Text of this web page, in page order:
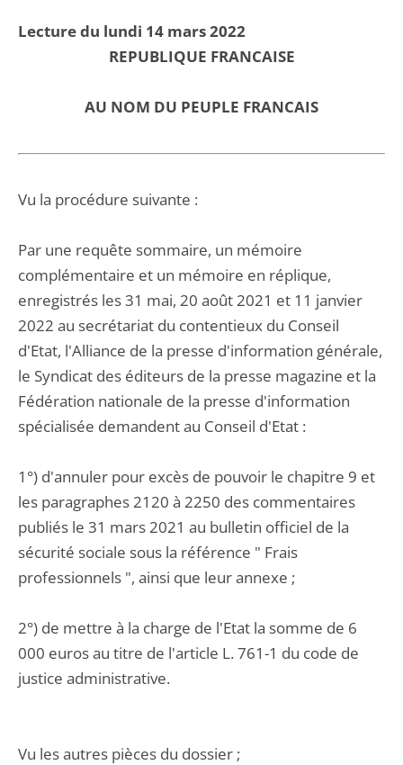
Lecture du lundi 14 mars 2022
REPUBLIQUE FRANCAISE
AU NOM DU PEUPLE FRANCAIS
Vu la procédure suivante :
Par une requête sommaire, un mémoire
complémentaire et un mémoire en réplique,
enregistrés les 31 mai, 20 août 2021 et 11 janvier
2022 au secrétariat du contentieux du Conseil
d'Etat, l'Alliance de la presse d'information générale,
le Syndicat des éditeurs de la presse magazine et la
Fédération nationale de la presse d'information
spécialisée demandent au Conseil d'Etat :
1°) d'annuler pour excès de pouvoir le chapitre 9 et
les paragraphes 2120 à 2250 des commentaires
publiés le 31 mars 2021 au bulletin officiel de la
sécurité sociale sous la référence " Frais
professionnels ", ainsi que leur annexe ;
2°) de mettre à la charge de l'Etat la somme de 6
000 euros au titre de l'article L. 761-1 du code de
justice administrative.
Vu les autres pièces du dossier ;